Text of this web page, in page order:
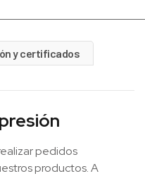
y certificados
pedidos
productos. A